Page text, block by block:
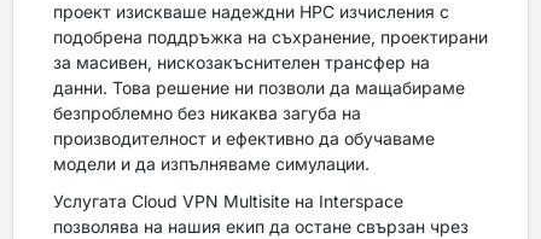
проект изискваше надеждни HPC изчисления с
подобрена поддръжка на съхранение, проектирани
за масивен, нискозакъснителен трансфер на
данни. Това решение ни позволи да мащабираме
безпроблемно без никаква загуба на
производителност и ефективно да обучаваме
модели и да изпълняваме симулации.
Услугата Cloud VPN Multisite на Interspace
позволява на нашия екип да остане свързан чрез